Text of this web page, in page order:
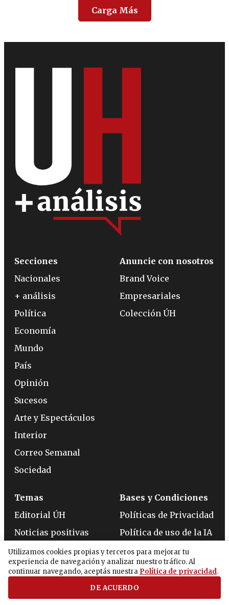
Carga Más
Utilizamos cookies propias y terceros para mejorar tu
experiencia de navegación y analizar nuestro tráfico. Al
continuar navegando, aceptás nuestra Política de privacidad.
DE ACUERDO
Secciones
Nacionales
+ análisis
Política
Economía
Mundo
País
Opinión
Sucesos
Arte y Espectáculos
Interior
Correo Semanal
Sociedad
Anuncie con nosotros
Brand Voice
Empresariales
Colección ÚH
Temas
Editorial ÚH
Noticias positivas
Pódcast ÚH
Newsletters ÚH
Bases y Condiciones
Políticas de Privacidad
Política de uso de la IA
Servicio de
Suscripción a Crédito
Política de Calidad